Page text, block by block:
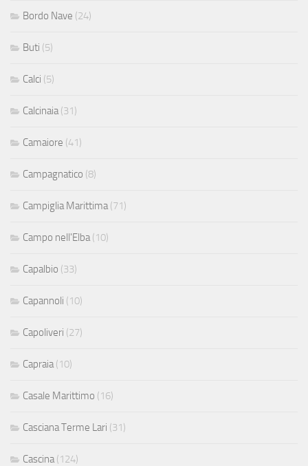
Bordo Nave (24)
Buti (5)
Calci (5)
Calcinaia (31)
Camaiore (41)
Campagnatico (8)
Campiglia Marittima (71)
Campo nell'Elba (10)
Capalbio (33)
Capannoli (10)
Capoliveri (27)
Capraia (10)
Casale Marittimo (16)
Casciana Terme Lari (31)
Cascina (124)